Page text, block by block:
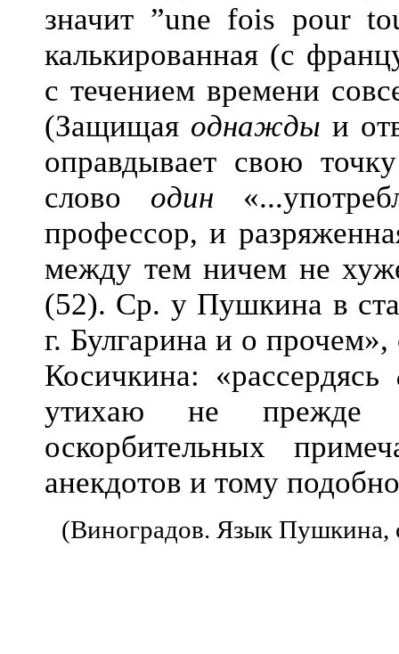
значит ”une fois pour
калькированная (с
с течением времени
(Защищая однажды и
оправдывает свою
слово один
профессор, и
между тем ничем не
(52). Ср. у Пушкина в
г. Булгарина и о
Косичкина: «рассердясь
утихаю не прежде
оскорбительных
анекдотов и тому
(Виноградов. Язык